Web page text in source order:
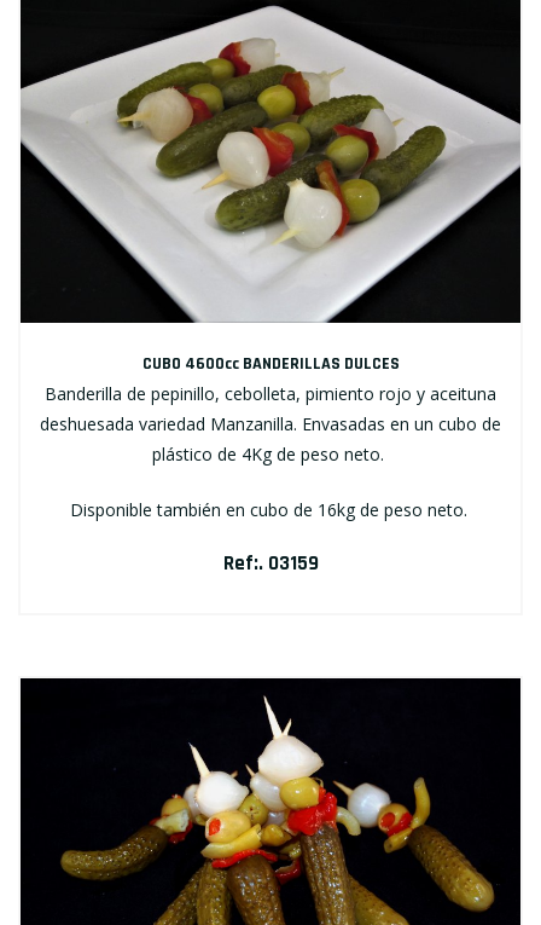
CUBO 4600cc BANDERILLAS DULCES
Banderilla de pepinillo, cebolleta, pimiento rojo y aceituna
deshuesada variedad Manzanilla. Envasadas en un cubo de
plástico de 4Kg de peso neto.
Disponible también en cubo de 16kg de peso neto.
Ref:. 03159